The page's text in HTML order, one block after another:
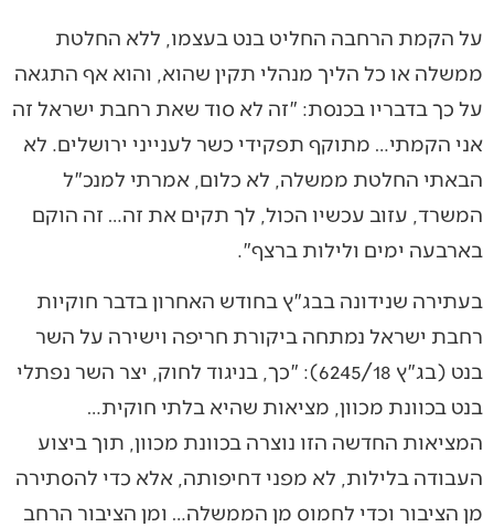
על הקמת הרחבה החליט בנט בעצמו, ללא החלטת
ממשלה או כל הליך מנהלי תקין שהוא, והוא אף התגאה
על כך בדבריו בכנסת: "זה לא סוד שאת רחבת ישראל זה
אני הקמתי… מתוקף תפקידי כשר לענייני ירושלים. לא
הבאתי החלטת ממשלה, לא כלום, אמרתי למנכ"ל
המשרד, עזוב עכשיו הכול, לך תקים את זה… זה הוקם
בארבעה ימים ולילות ברצף".
בעתירה שנידונה בבג"ץ בחודש האחרון בדבר חוקיות
רחבת ישראל נמתחה ביקורת חריפה וישירה על השר
בנט (בג"ץ 6245/18): "כך, בניגוד לחוק, יצר השר נפתלי
בנט בכוונת מכוון, מציאות שהיא בלתי חוקית…
המציאות החדשה הזו נוצרה בכוונת מכוון, תוך ביצוע
העבודה בלילות, לא מפני דחיפותה, אלא כדי להסתירה
מן הציבור וכדי לחמוס מן הממשלה… ומן הציבור הרחב